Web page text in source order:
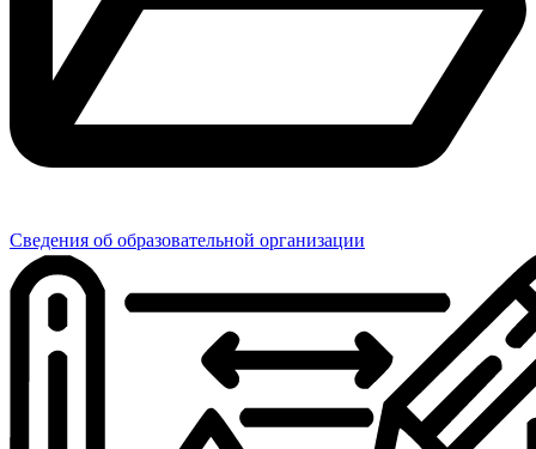
Сведения об образовательной организации